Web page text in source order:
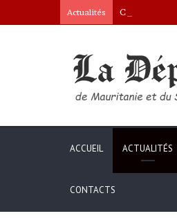
Actualités Conseil des
ACCUEIL ACTUALITÉS
CONTACTS